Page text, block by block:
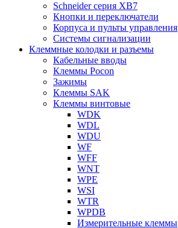
Schneider серия XB7
Кнопки и переключатели
Корпуса и пульты управления
Системы сигнализации
Клеммные колодки и разъемы
Кабельные вводы
Клеммы Pocon
Зажимы
Клеммы SAK
Клеммы винтовые
WDK
WDL
WDU
WF
WFF
WNT
WPE
WSI
WTR
WPDB
Измерительные клеммы